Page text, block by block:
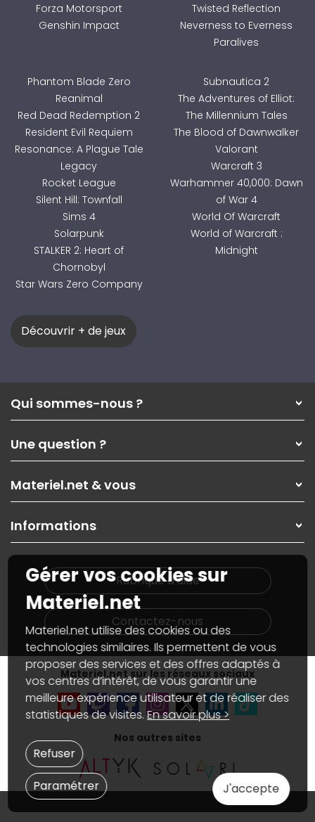
Forza Motorsport
Genshin Impact
Twisted Reflection
Neverness to Everness
Paralives
Phantom Blade Zero
Reanimal
Red Dead Redemption 2
Resident Evil Requiem
Resonance: A Plague Tale
Legacy
Rocket League
Silent Hill: Townfall
Sims 4
Solarpunk
STALKER 2: Heart of
Chornobyl
Star Wars Zero Company
Subnautica 2
The Adventures of Elliot:
The Millennium Tales
The Blood of Dawnwalker
Valorant
Warcraft 3
Warhammer 40,000: Dawn
of War 4
World Of Warcraft
World of Warcraft :
Midnight
Découvrir + de jeux
Qui sommes-nous ?
Nos services
Les magasins Materiel.net
Nos solutions pour les pros
Contactez-nous
Une question ?
Paiement, livraison
Garanties,Pack Zen
SAV, demander un retour
Informations
Materiel.net & vous
On rachète votre carte graphique
PC sur mesure : Votre RDV personnalisé
Notre démarche écologique
Materiel.net recrute
Notre programme d'affiliation
Partenariat & Sponsoring
Informations
Plan du site
Nos marques
Conditions générales de vente
Marketplace
Informations légales
Données personnelles etcookies
Gérer vos cookies
Accessibilité : non conforme
Rubrique d'aide
Contactez-nous
Materiel.net sur les réseaux sociaux
Nos autres sites
Gérer vos cookies sur
Materiel.net
Materiel.net utilise des cookies ou des
technologies similaires. Ils permettent de vous
proposer des services et des offres adaptés à
vos centres d’intérêt, de vous garantir une
meilleure expérience utilisateur et de réaliser des
statistiques de visites.En savoir plus >
J'accepte
Paramétrer
Refuser